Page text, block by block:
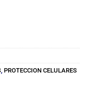
PROTECCION CELULARES